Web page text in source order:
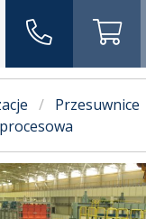
Przesuwnice